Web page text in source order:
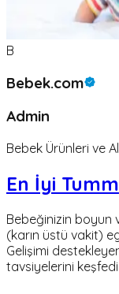
B
Bebek.com
Admin
Bebek Ürünleri ve
En İyi
Bebeğinizin boyun
(karın üstü vakit)
Gelişimi
tavsiyelerini